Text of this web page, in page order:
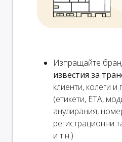
Изпращайте
известия за
клиенти, колеги и
(етикети, ETA,
анулирания,
регистрационни
и т.н.)